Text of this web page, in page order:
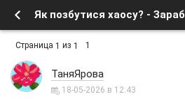
Страница 1 из 1 1
ТаняЯрова
18-05-2026 в 12:43